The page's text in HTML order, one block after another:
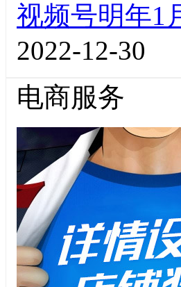
视频号明年1
2022-12-30
电商服务